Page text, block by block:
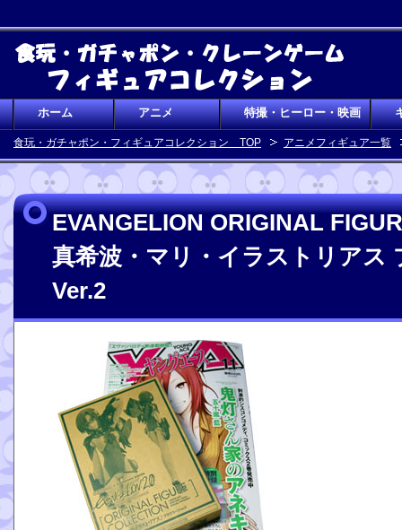
食玩・ガチャポン・フィギュアコレクション TOP アニメフィギュア一覧
EVANGELION ORIGINAL
真希波・マリ・イラストリアス
Ver.2
ホーム アニメ 特撮・ヒーロー・映画